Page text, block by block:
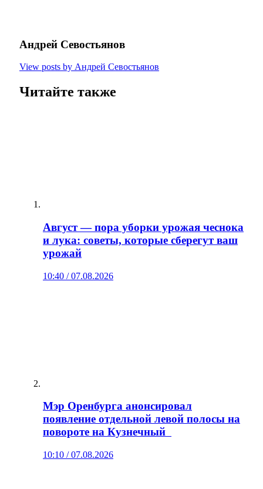
Андрей Севостьянов
View posts by Андрей Севостьянов
Читайте также
Август — пора уборки урожая чеснока
и лука: советы, которые сберегут ваш
урожай
10:40 / 07.08.2026
Мэр Оренбурга анонсировал
появление отдельной левой полосы на
повороте на Кузнечный
10:10 / 07.08.2026